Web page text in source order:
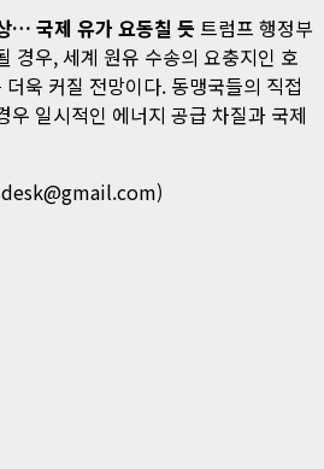
… 국제 유가 요동칠 듯 트럼프 행정부
경우, 세계 원유 수송의 요충지인 호
욱 커질 전망이다. 동맹국들의 직접
우 일시적인 에너지 공급 차질과 국제